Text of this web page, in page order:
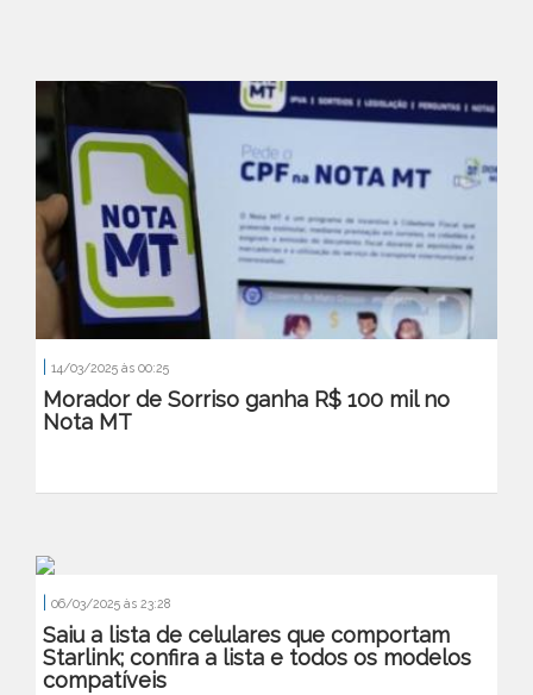
14/03/2025 às 00:25
Morador de Sorriso ganha R$ 100 mil no
Nota MT
06/03/2025 às 23:28
Saiu a lista de celulares que comportam
Starlink; confira a lista e todos os modelos
compatíveis